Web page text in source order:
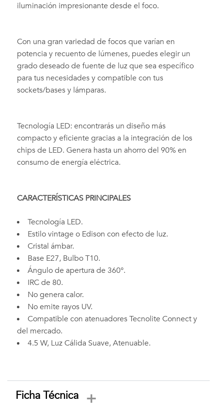
iluminación impresionante desde el foco.
Con una gran variedad de focos que varían en
potencia y recuento de lúmenes, puedes elegir un
grado deseado de fuente de luz que sea específico
para tus necesidades y compatible con tus
sockets/bases y lámparas.
Tecnología LED: encontrarás un diseño más
compacto y eficiente gracias a la integración de los
chips de LED. Genera hasta un ahorro del 90% en
consumo de energía eléctrica.
CARACTERÍSTICAS PRINCIPALES
Tecnología LED.
Estilo vintage o Edison con efecto de luz.
Cristal ámbar.
Base E27, Bulbo T10.
Ángulo de apertura de 360°.
IRC de 80.
No genera calor.
No emite rayos UV.
Compatible con atenuadores Tecnolite Connect y
del mercado.
4.5 W, Luz Cálida Suave, Atenuable.
Ficha Técnica